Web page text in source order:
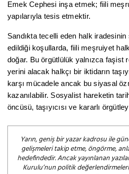
Emek Cephesi inşa etmek; fiili
yapılarıyla tesis etmektir.
Sandıkta tecelli eden halk
edildiği koşullarda, fiili meşruiyet
doğar. Bu örgütlülük yalnızca faşist
yerini alacak halkçı bir iktidarın
karşı mücadele ancak bu siyasal
kazanılabilir. Sosyalist hareketin
öncüsü, taşıyıcısı ve kararlı
Yarın, geniş bir yazar kadrosu ile
gelişmeleri takip etme, öngörme,
hedefindedir. Ancak yayınlanan
Kurulu’nun politik